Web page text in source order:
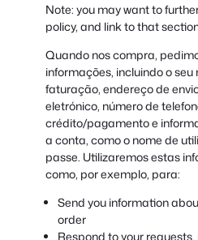
Note: you may want to
policy, and link to that
Quando nos compra,
informações, incluindo o seu
faturação, endereço de
eletrónico, número de
crédito/pagamento e
a conta, como o nome de
passe. Utilizaremos estas
como, por exemplo, para:
Send you information
order
Respond to your